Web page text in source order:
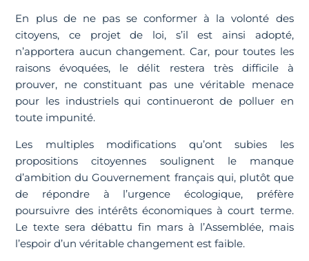
En plus de ne pas se conformer à la volonté des
citoyens, ce projet de loi, s’il est ainsi adopté,
n’apportera aucun changement. Car, pour toutes les
raisons évoquées, le délit restera très difficile à
prouver, ne constituant pas une véritable menace
pour les industriels qui continueront de polluer en
toute impunité.
Les multiples modifications qu’ont subies les
propositions citoyennes soulignent le manque
d’ambition du Gouvernement français qui, plutôt que
de répondre à l’urgence écologique, préfère
poursuivre des intérêts économiques à court terme.
Le texte sera débattu fin mars à l’Assemblée, mais
l’espoir d’un véritable changement est faible.